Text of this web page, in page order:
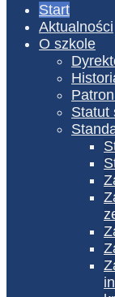
Start
Aktualności
O szkole
Statut